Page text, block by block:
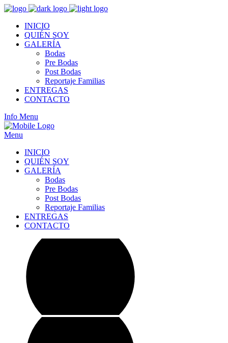
INICIO
QUIÉN SOY
GALERÍA
Bodas
Pre Bodas
Post Bodas
Reportaje Familias
ENTREGAS
CONTACTO
Info Menu
Menu
INICIO
QUIÉN SOY
GALERÍA
Bodas
Pre Bodas
Post Bodas
Reportaje Familias
ENTREGAS
CONTACTO